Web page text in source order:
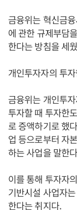
금융위는 혁신금
에 관한 규제부담
한다는 방침을 세
개인투자자의 투
금융위는 개인투
투자할 때 투자한
로 증액하기로 했
업 등으로부터 자
하는 사업을 말한
이를 통해 투자자
기반시설 사업자
한다는 취지다.